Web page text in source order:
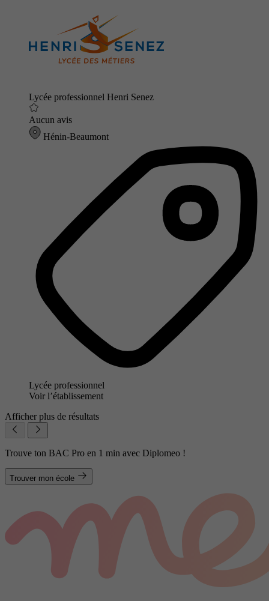
Lycée professionnel Henri Senez
Aucun avis
Hénin-Beaumont
Lycée professionnel
Voir l’établissement
Afficher plus de résultats
Trouve ton BAC Pro en 1 min avec Diplomeo !
Trouver mon école